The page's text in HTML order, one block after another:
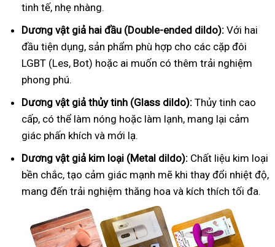
tinh tế, nhẹ nhàng.
Dương vật giả hai đầu (Double-ended dildo): Với hai
đầu tiện dụng, sản phẩm phù hợp cho các cặp đôi
LGBT (Les, Bot) hoặc ai muốn có thêm trải nghiệm
phong phú.
Dương vật giả thủy tinh (Glass dildo): Thủy tinh cao
cấp, có thể làm nóng hoặc làm lạnh, mang lại cảm
giác phấn khích và mới lạ.
Dương vật giả kim loại (Metal dildo): Chất liệu kim loại
bền chắc, tạo cảm giác mạnh mẽ khi thay đổi nhiệt độ,
mang đến trải nghiệm thăng hoa và kích thích tối đa.